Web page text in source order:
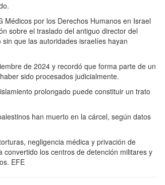
por los Derechos Humanos en Israel
sobre el traslado del antiguo director del
que las autoridades israelíes hayan
de 2024 y recordó que forma parte de un
sido procesados judicialmente.
prolongado puede constituir un trato
han muerto en la cárcel, según datos
negligencia médica y privación de
los centros de detención militares y
EFE